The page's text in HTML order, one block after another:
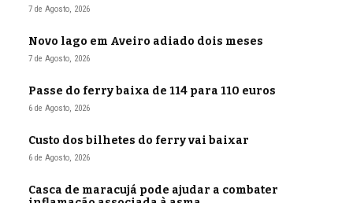
7 de Agosto, 2026
Novo lago em Aveiro adiado dois meses
7 de Agosto, 2026
Passe do ferry baixa de 114 para 110 euros
6 de Agosto, 2026
Custo dos bilhetes do ferry vai baixar
6 de Agosto, 2026
Casca de maracujá pode ajudar a combater